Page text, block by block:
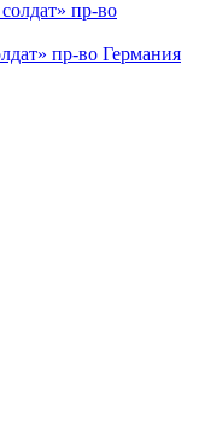
пр-во Германия